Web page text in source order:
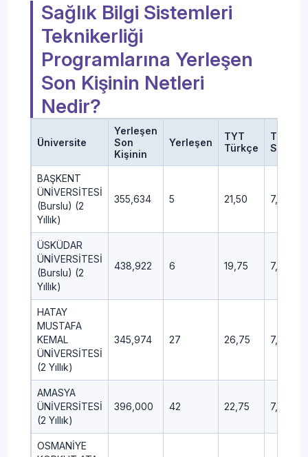
Sağlık Bilgi Sistemleri
Teknikerliği
Programlarına Yerleşen
Son Kişinin Netleri
Nedir?
Üniversite
Yerleşen
Son
Kişinin
Yerleşen
TYT
Türkçe
TYT
Sosyal
BAŞKENT
ÜNİVERSİTESİ
(Burslu) (2
Yıllık)
355,634 5 21,50 7,00
ÜSKÜDAR
ÜNİVERSİTESİ
(Burslu) (2
Yıllık)
438,922 6 19,75 7,50
HATAY
MUSTAFA
KEMAL
ÜNİVERSİTESİ
(2 Yıllık)
345,974 27 26,75 7,50
AMASYA
ÜNİVERSİTESİ
(2 Yıllık)
396,000 42 22,75 7,25
OSMANİYE